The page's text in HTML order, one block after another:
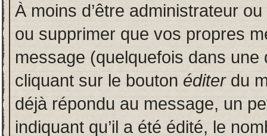
À moins d’être administrateur
ou supprimer que vos propres
message (quelquefois dans
cliquant sur le bouton éditerdu
déjà répondu au message, un
indiquant qu’il a été édité, le